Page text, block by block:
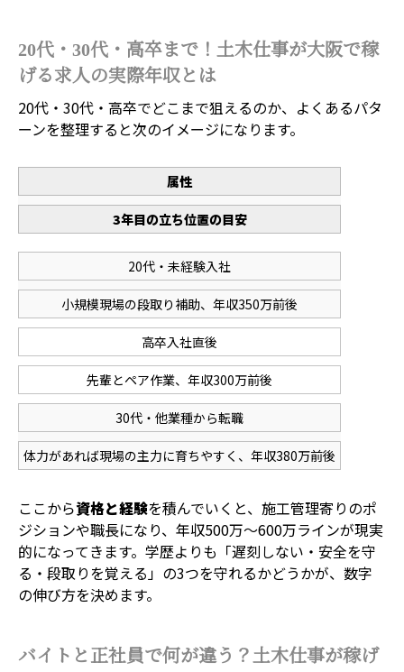
20代・30代・高卒まで！土木仕事が大阪で稼
げる求人の実際年収とは
20代・30代・高卒でどこまで狙えるのか、よくあるパタ
ーンを整理すると次のイメージになります。
属性
3年目の立ち位置の目安
20代・未経験入社
小規模現場の段取り補助、年収350万前後
高卒入社直後
先輩とペア作業、年収300万前後
30代・他業種から転職
体力があれば現場の主力に育ちやすく、年収380万前後
ここから資格と経験を積んでいくと、施工管理寄りのポ
ジションや職長になり、年収500万〜600万ラインが現実
的になってきます。学歴よりも「遅刻しない・安全を守
る・段取りを覚える」の3つを守れるかどうかが、数字
の伸び方を決めます。
バイトと正社員で何が違う？土木仕事が稼げ